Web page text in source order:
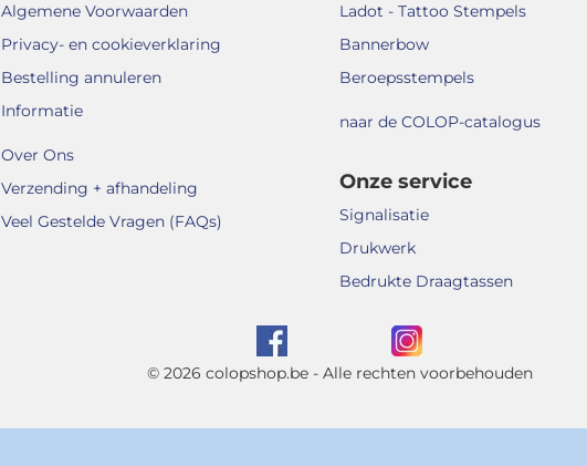
Algemene Voorwaarden
Privacy- en cookieverklaring
Bestelling annuleren
Informatie
Over Ons
Verzending + afhandeling
Veel Gestelde Vragen (FAQs)
Ladot - Tattoo Stempels
Bannerbow
Beroepsstempels
naar de COLOP-catalogus
Onze service
Signalisatie
Drukwerk
Bedrukte Draagtassen
© 2026 colopshop.be - Alle rechten voorbehouden